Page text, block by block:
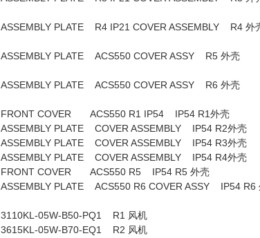
ASSEMBLY PLATE R4 IP21 COVER ASSEMBLY
ASSEMBLY PLATE ACS550 COVER ASSY
ASSEMBLY PLATE ACS550 COVER ASSY
FRONT COVER ACS550 R1 IP54 IP54 R1外壳
ASSEMBLY PLATE COVER ASSEMBLY IP54 R2外壳
ASSEMBLY PLATE COVER ASSEMBLY IP54 R3外壳
ASSEMBLY PLATE COVER ASSEMBLY IP54 R4外壳
FRONT COVER ACS550 R5 IP54 R5 外壳
ASSEMBLY PLATE ACS550 R6 COVER ASSY IP54 R6
3110KL-05W-B50-PQ1 R1 风机
3615KL-05W-B70-EQ1 R2 风机